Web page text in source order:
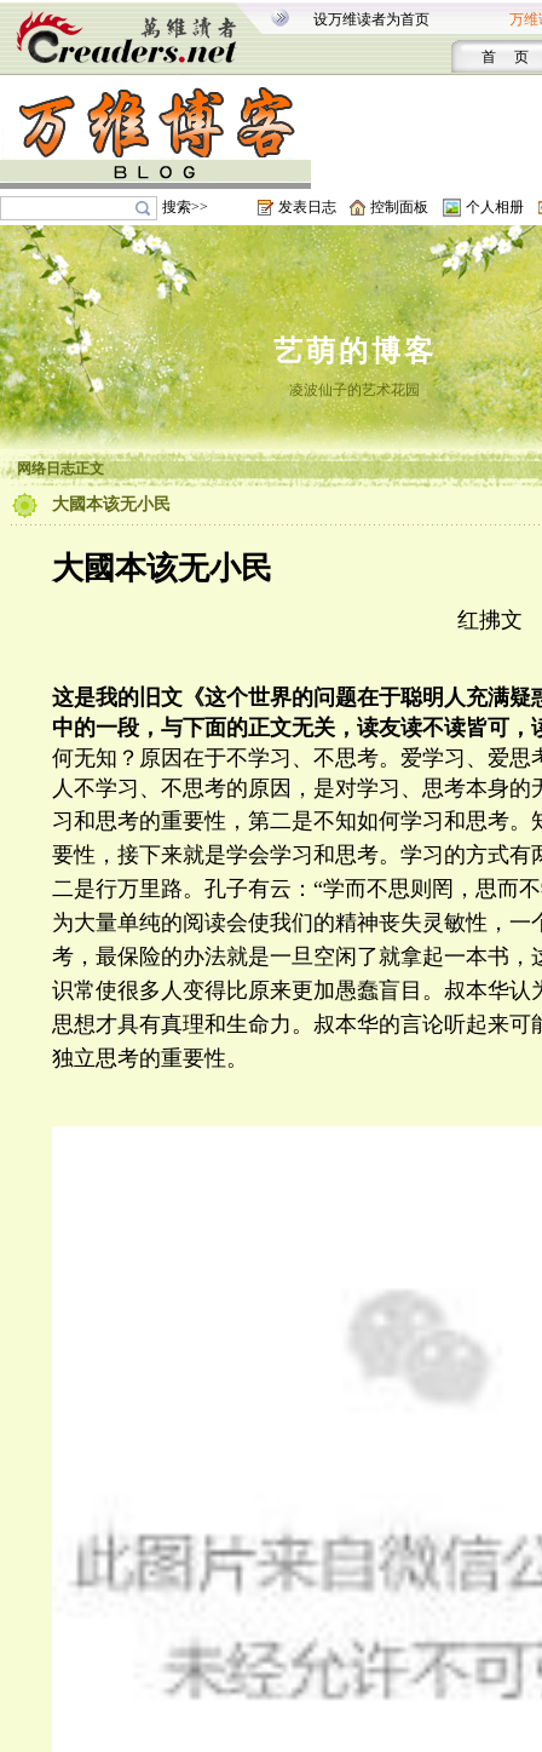
设万维读者为首页 万维
首 页
搜索>> 发表日志 控制面板 个人相册
艺萌的博客
凌波仙子的艺术花园
网络日志正文
大國本该无小民
大國本该无小民
红
这是我的旧文 《这个世界的问题在于聪明人充满疑
中的一段，与下面的正文无关，读友读不读皆可，
何无知？原因在于不学习、不思考。爱学习、爱思
人不学习、不思考的原因，是对学习、思考本身的
习和思考的重要性，第二是不知如何学习和思考。
要性，接下来就是学会学习和思考。学习的方式有
二是行万里路。孔子有云：“学而不思则罔，思而
为大量单纯的阅读会使我们的精神丧失灵敏性，一
考，最保险的办法就是一旦空闲了就拿起一本书，
识常使很多人变得比原来更加愚蠢盲目。叔本华认
思想才具有真理和生命力。 叔本华的言论听起来可
独立思考的重要性。